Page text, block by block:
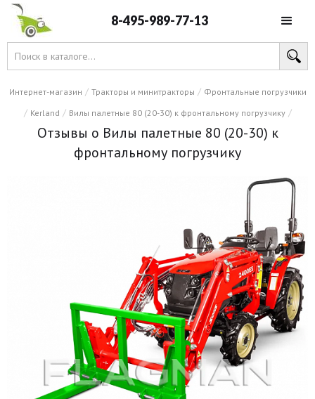
8-495-989-77-13
Интернет-магазин / Тракторы и минитракторы / Фронтальные погрузчики
/ Kerland / Вилы палетные 80 (20-30) к фронтальному погрузчику /
Отзывы о Вилы палетные 80 (20-30) к
фронтальному погрузчику